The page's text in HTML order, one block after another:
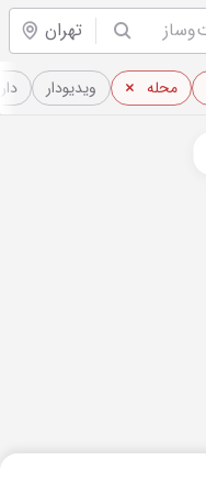
تهران
محله ویدیو‌دار